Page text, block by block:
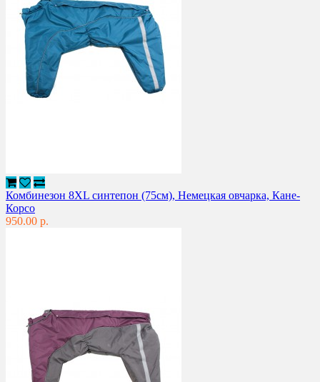
Комбинезон 8XL синтепон (75см), Немецкая овчарка, Кане-
Корсо
950.00 р.